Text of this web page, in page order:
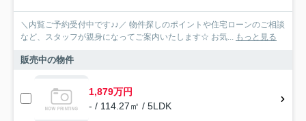
＼内覧ご予約受付中です♪♪／ 物件探しのポイントや住宅ローンのご相談
など、スタッフが親身になってご案内いたします☆ お気...
もっと見る
販売中の物件
1,879万円
- / 114.27㎡ / 5LDK